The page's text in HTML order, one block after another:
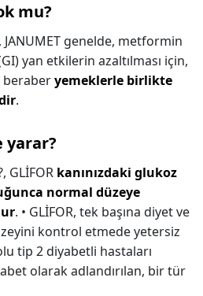
mu?
JANUMET genelde, metformin
yan etkilerin azaltılması için,
beraberyemeklerle birlikte
.
yarar?
GLİFOR kanınızdaki glukoz
normal düzeye
. • GLİFOR, tek başına diyet ve
kontrol etmede yetersiz
tip 2 diyabetli hastaları
olarak adlandırılan, bir tür